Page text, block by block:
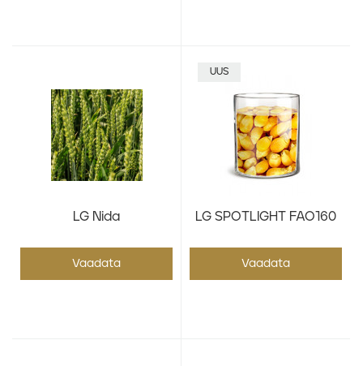
LG Nida
Vaadata
UUS
LG SPOTLIGHT FAO160
Vaadata